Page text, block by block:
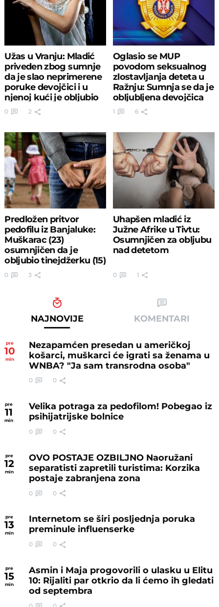
Užas u Vranju: Mladić
priveden zbog sumnje
da je slao neprimerene
poruke devojčici i u
njenoj kući je obljubio
0 2
Oglasio se MUP
povodom seksualnog
zlostavljanja deteta u
Ražnju: Sumnja se da je
obljubljena devojčica
(9)
1 6
Predložen pritvor
pedofilu iz Banjaluke:
Muškarac (23)
osumnjičen da je
obljubio tinejdžerku (15)
0 3
Uhapšen mladić iz
Južne Afrike u Tivtu:
Osumnjičen za obljubu
nad detetom
0 1
NAJNOVIJE KOMENTARI
pre
10
min
Nezapamćen presedan u američkoj
košarci, muškarci će igrati sa ženama u
WNBA? "Ja sam transrodna osoba"
0 0
pre
11
min
Velika potraga za pedofilom! Pobegao iz
psihijatrijske bolnice
0 0
pre
12
min
OVO POSTAJE OZBILJNO Naoružani
separatisti zapretili turistima: Korzika
postaje zabranjena zona
0 0
pre
13
min
Internetom se širi posljednja poruka
preminule influenserke
0 0
pre
15
min
Asmin i Maja progovorili o ulasku u Elitu
10: Rijaliti par otkrio da li ćemo ih gledati
od septembra